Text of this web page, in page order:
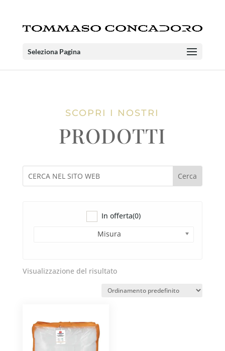
Seleziona Pagina
SCOPRI I NOSTRI
PRODOTTI
In offerta(0)
Misura
Visualizzazione del risultato